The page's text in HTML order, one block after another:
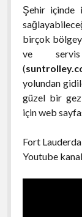
Şehir içinde
birçok
ve
(
yolundan
güzel bir
için web
Fort
Youtube